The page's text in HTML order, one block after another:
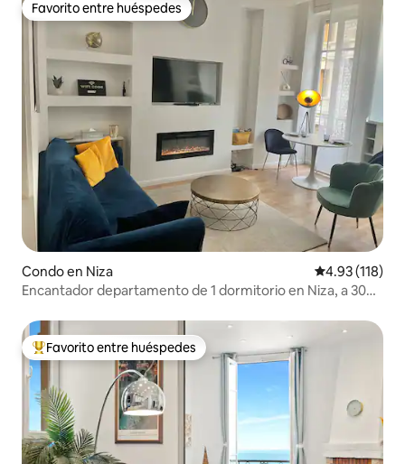
Favorito entre huéspedes
Favorito entre huéspedes
Condo en Niza Calificación
4.93 (118)
Encantador departamento de 1 dormitorio en Niza, a 300
Favorito entre huéspedes preferido
Favorito entre huéspedes